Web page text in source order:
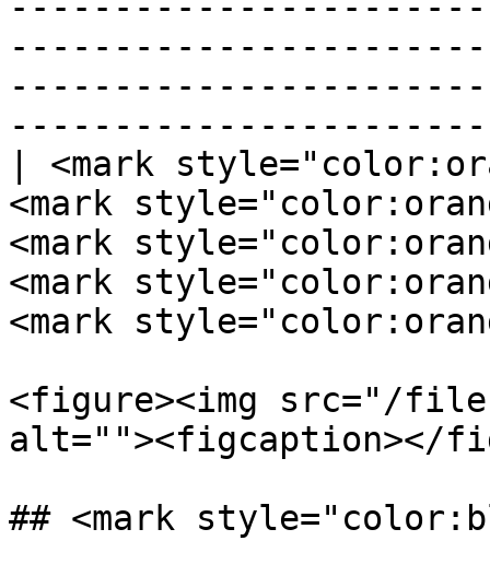
| <mark
<mark
<mark
<mark
<mark
<figure><img src="/files/
alt=""><figcaption></
## <mark